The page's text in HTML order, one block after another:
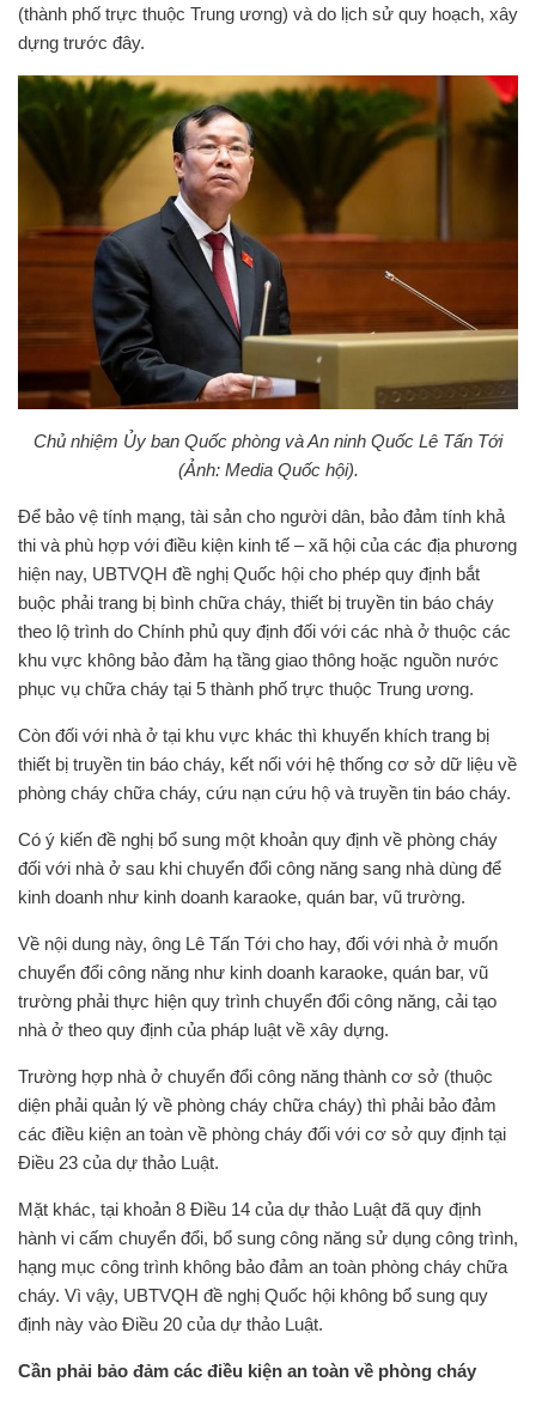
(thành phố trực thuộc Trung ương) và do lịch sử quy hoạch, xây
dựng trước đây.
Chủ nhiệm Ủy ban Quốc phòng và An ninh Quốc Lê Tấn Tới
(Ảnh: Media Quốc hội).
Để bảo vệ tính mạng, tài sản cho người dân, bảo đảm tính khả
thi và phù hợp với điều kiện kinh tế – xã hội của các địa phương
hiện nay, UBTVQH đề nghị Quốc hội cho phép quy định bắt
buộc phải trang bị bình chữa cháy, thiết bị truyền tin báo cháy
theo lộ trình do Chính phủ quy định đối với các nhà ở thuộc các
khu vực không bảo đảm hạ tầng giao thông hoặc nguồn nước
phục vụ chữa cháy tại 5 thành phố trực thuộc Trung ương.
Còn đối với nhà ở tại khu vực khác thì khuyến khích trang bị
thiết bị truyền tin báo cháy, kết nối với hệ thống cơ sở dữ liệu về
phòng cháy chữa cháy, cứu nạn cứu hộ và truyền tin báo cháy.
Có ý kiến đề nghị bổ sung một khoản quy định về phòng cháy
đối với nhà ở sau khi chuyển đổi công năng sang nhà dùng để
kinh doanh như kinh doanh karaoke, quán bar, vũ trường.
Về nội dung này, ông Lê Tấn Tới cho hay, đối với nhà ở muốn
chuyển đổi công năng như kinh doanh karaoke, quán bar, vũ
trường phải thực hiện quy trình chuyển đổi công năng, cải tạo
nhà ở theo quy định của pháp luật về xây dựng.
Trường hợp nhà ở chuyển đổi công năng thành cơ sở (thuộc
diện phải quản lý về phòng cháy chữa cháy) thì phải bảo đảm
các điều kiện an toàn về phòng cháy đối với cơ sở quy định tại
Điều 23 của dự thảo Luật.
Mặt khác, tại khoản 8 Điều 14 của dự thảo Luật đã quy định
hành vi cấm chuyển đổi, bổ sung công năng sử dụng công trình,
hạng mục công trình không bảo đảm an toàn phòng cháy chữa
cháy. Vì vậy, UBTVQH đề nghị Quốc hội không bổ sung quy
định này vào Điều 20 của dự thảo Luật.
Cần phải bảo đảm các điều kiện an toàn về phòng cháy